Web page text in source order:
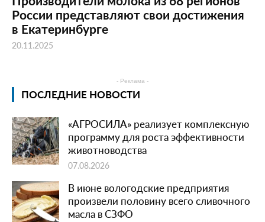
России представляют свои достижения
в Екатеринбурге
20.11.2025
- Реклама -
ПОСЛЕДНИЕ НОВОСТИ
«АГРОСИЛА» реализует комплексную
программу для роста эффективности
животноводства
07.08.2026
В июне вологодские предприятия
произвели половину всего сливочного
масла в СЗФО